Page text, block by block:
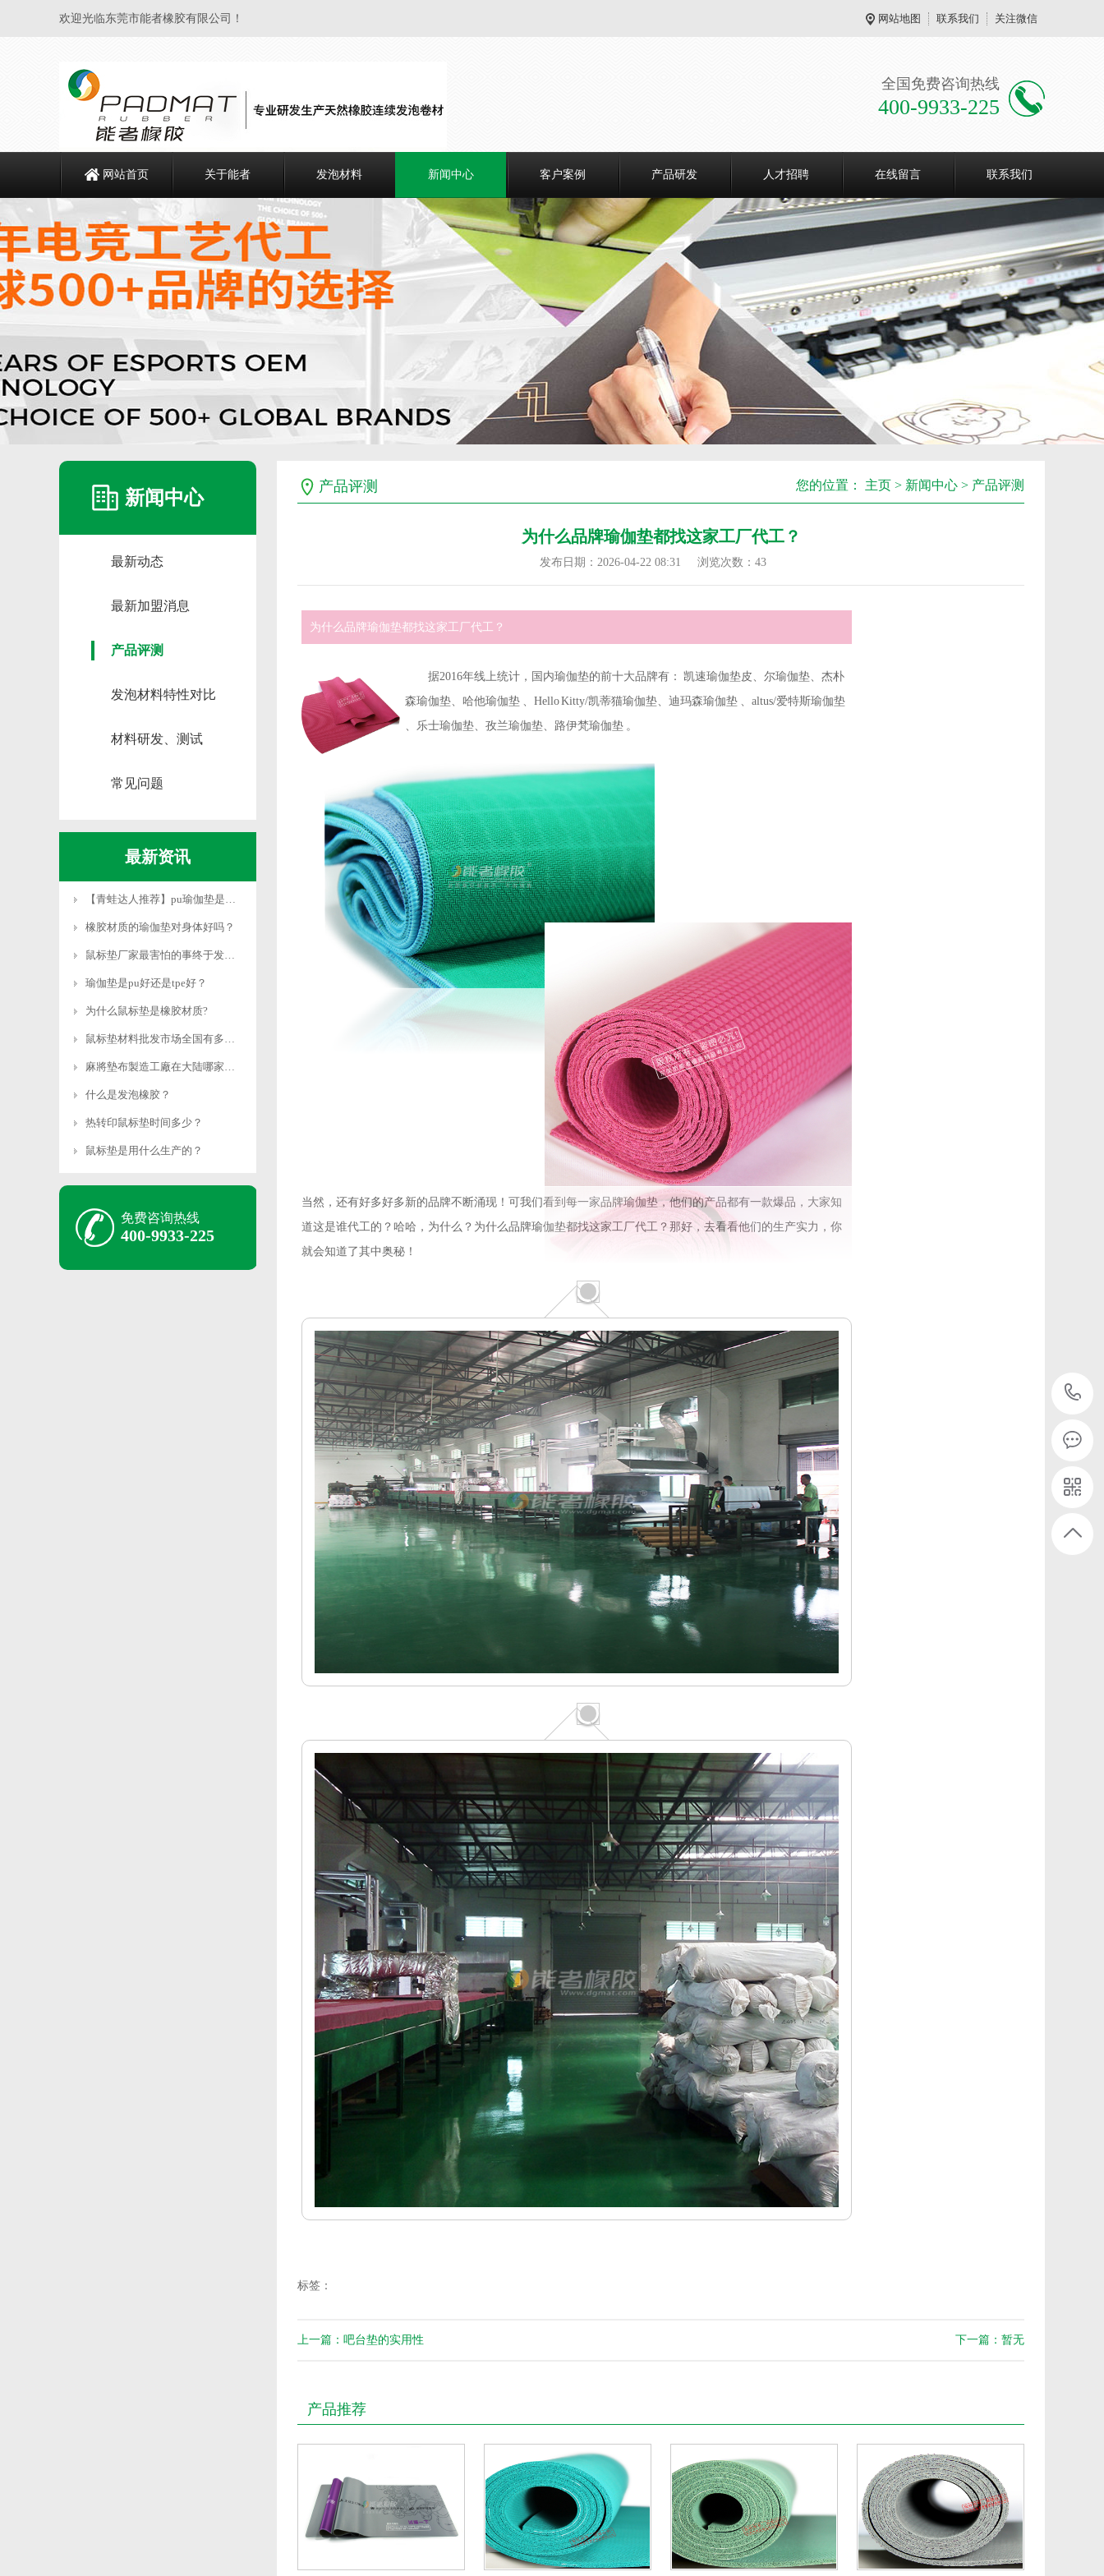
欢迎光临东莞市能者橡胶有限公司！ 网站地图 联系我们 关注微信
全国免费咨询热线
400-9933-225
网站首页 关于能者 发泡材料 新闻中心 客户案例 产品研发 人才招聘 在线留言 联系我们
新闻中心
最新动态
最新加盟消息
产品评测
发泡材料特性对比
材料研发、测试
常见问题
最新资讯
【青蛙达人推荐】pu瑜伽垫是什么材质
橡胶材质的瑜伽垫对身体好吗？
鼠标垫厂家最害怕的事终于发生了！
瑜伽垫是pu好还是tpe好？
为什么鼠标垫是橡胶材质?
鼠标垫材料批发市场全国有多少？
麻將墊布製造工廠在大陆哪家好？
什么是发泡橡胶？
热转印鼠标垫时间多少？
鼠标垫是用什么生产的？
免费咨询热线
400-9933-225
产品评测 您的位置： 主页 > 新闻中心 > 产品评测
为什么品牌瑜伽垫都找这家工厂代工？
发布日期：2026-04-22 08:31 浏览次数： 43
为什么品牌瑜伽垫都找这家工厂代工？
据2016年线上统计，国内瑜伽垫的前十大品牌有： 凯速瑜伽垫皮、尔瑜伽垫、杰朴
森瑜伽垫、哈他瑜伽垫 、Hello Kitty/凯蒂猫瑜伽垫、迪玛森瑜伽垫 、altus/爱特斯瑜伽垫
、乐士瑜伽垫、孜兰瑜伽垫、路伊梵瑜伽垫 。
当然，还有好多好多新的品牌不断涌现！可我们看到每一家品牌瑜伽垫，他们的产品都有一款爆品，大家知
道这是谁代工的？哈哈，为什么？为什么品牌瑜伽垫都找这家工厂代工？那好，去看看他们的生产实力，你
就会知道了其中奥秘！
标签：
上一篇：吧台垫的实用性 下一篇：暂无
产品推荐